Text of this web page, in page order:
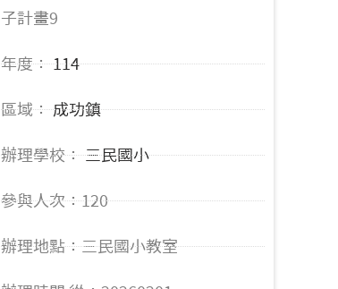
子計畫9
年度： 114
區域： 成功鎮
辦理學校： 三民國小
參與人次：120
辦理地點：三民國小教室